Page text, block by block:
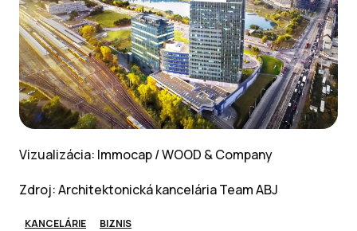
Vizualizácia: Immocap / WOOD & Company
Zdroj: Architektonická kancelária Team ABJ
KANCELÁRIE BIZNIS